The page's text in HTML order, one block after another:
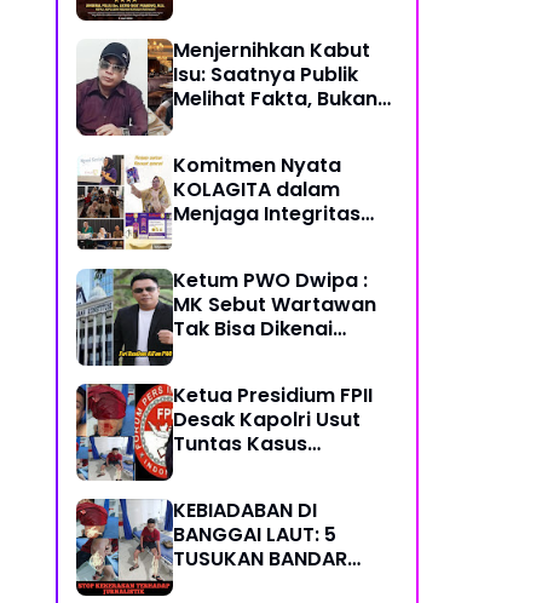
Semoga Selalu Sehat
Sukses Berkah Umur
Menjernihkan Kabut
Isu: Saatnya Publik
Melihat Fakta, Bukan
Komitmen Nyata
KOLAGITA dalam
Menjaga Integritas
Ketum PWO Dwipa :
MK Sebut Wartawan
Tak Bisa Dikenai
Profesi. Aparat Hukum
Diminta Patuhi
Ketua Presidium FPII
Desak Kapolri Usut
Tuntas Kasus
KEBIADABAN DI
BANGGAI LAUT: 5
TUSUKAN BANDAR